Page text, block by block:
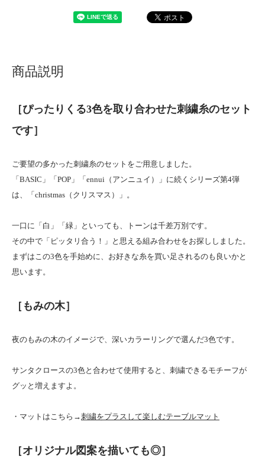
商品説明
［ぴったりくる3色を取り合わせた刺繍糸のセット
です］
ご要望の多かった刺繍糸のセットをご用意しました。
「BASIC」「POP」「ennui（アンニュイ）」に続くシリーズ第4弾
は、「christmas（クリスマス）」。
一口に「白」「緑」といっても、トーンは千差万別です。
その中で「ピッタリ合う！」と思える組み合わせをお探ししました。
まずはこの3色を手始めに、お好きな糸を買い足されるのも良いかと
思います。
［もみの木］
夜のもみの木のイメージで、深いカラーリングで選んだ3色です。
サンタクロースの3色と合わせて使用すると、刺繍できるモチーフが
グッと増えますよ。
・マットはこちら→刺繍をプラスして楽しむテーブルマット
［オリジナル図案を描いても◎］